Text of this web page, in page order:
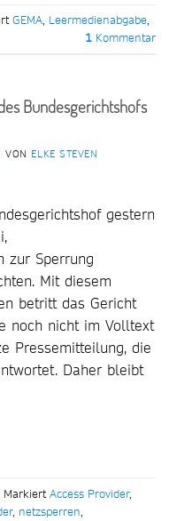
GEMA, Leermedienabgabe,
1 Kommentar
Bundesgerichtshofs
VON ELKE STEVEN
gestern
zur Sperrung
Mit diesem
betritt das Gericht
noch nicht im Volltext
Pressemitteilung, die
Daher bleibt
MarkiertAccess Provider,
, netzsperren,